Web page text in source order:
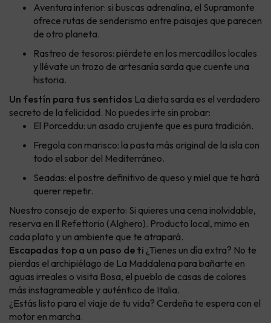
Aventura interior: si buscas adrenalina, el Supramonte
ofrece rutas de senderismo entre paisajes que parecen
de otro planeta.
Rastreo de tesoros: piérdete en los mercadillos locales
y llévate un trozo de artesanía sarda que cuente una
historia.
Un festín para tus sentidos La dieta sarda es el verdadero
secreto de la felicidad. No puedes irte sin probar:
El Porceddu: un asado crujiente que es pura tradición.
Fregola con marisco: la pasta más original de la isla con
todo el sabor del Mediterráneo.
Seadas: el postre definitivo de queso y miel que te hará
querer repetir.
Nuestro consejo de experto: Si quieres una cena inolvidable,
reserva en Il Refettorio (Alghero). Producto local, mimo en
cada plato y un ambiente que te atrapará.
Escapadas top a un paso de ti ¿Tienes un día extra? No te
pierdas el archipiélago de La Maddalena para bañarte en
aguas irreales o visita Bosa, el pueblo de casas de colores
más instagrameable y auténtico de Italia.
¿Estás listo para el viaje de tu vida? Cerdeña te espera con el
motor en marcha.